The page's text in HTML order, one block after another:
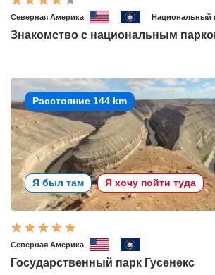
Северная Америка Национальный
Знакомство с национальным
Расстояние 144 km
Я был там Я хочу пойти туда
Северная Америка
Государственный парк Гусенекс